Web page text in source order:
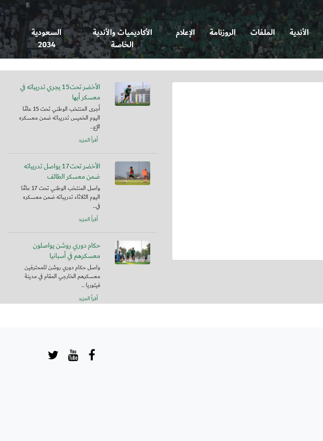
الأندية الملفات الروزنامة الإعلام
الأكاديميات والأندية
الخاصة
السعودية
2034
الأخضر تحت15 يجري تدريباته في
معسكر أبها
أجرى المنتخب الوطني تحت 15 عامًا
اليوم الخميس تدريباته ضمن معسكره
الإع...
أقرأ المزيد
الأخضر تحت17 يواصل تدريباته
ضمن معسكر الطائف
واصل المنتخب الوطني تحت 17 عامًا
اليوم الثلاثاء تدريباته ضمن معسكره
في...
أقرأ المزيد
حكام دوري روشن يواصلون
معسكرهم في أسبانيا
واصل حكام دوري روشن للمحترفين
معسكرهم الخارجي المقام في مدينة
فيتوريا ...
أقرأ المزيد